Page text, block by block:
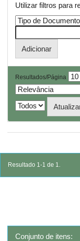
Utilizar filtros para
Resultados/Página
Resultado 1-1 de 1.
Conjunto de itens: